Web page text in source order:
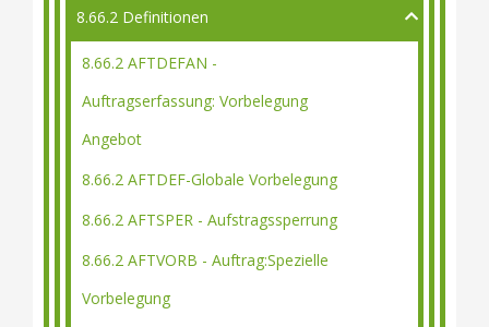
8.66.2 Definitionen
8.66.2 AFTDEFAN -
Auftragserfassung: Vorbelegung
Angebot
8.66.2 AFTDEF-Globale Vorbelegung
8.66.2 AFTSPER - Aufstragssperrung
8.66.2 AFTVORB - Auftrag:Spezielle
Vorbelegung